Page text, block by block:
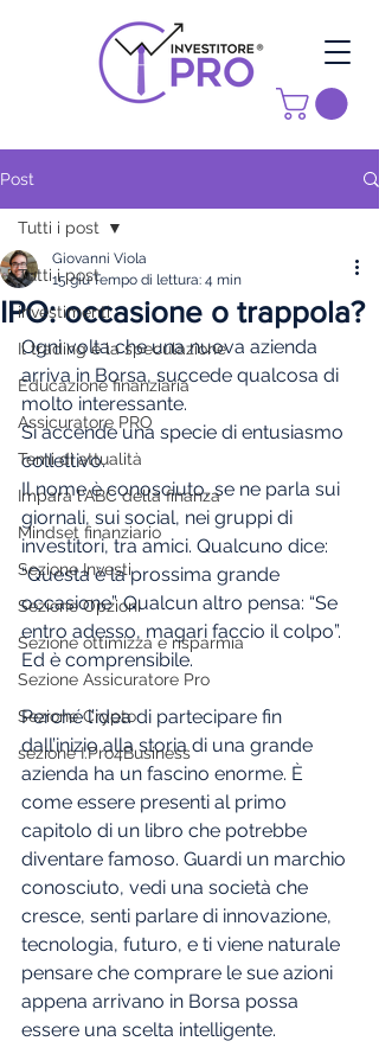
Post
Tutti i post
investimenti
Il trading e la speculazione
Educazione finanziaria
Assicuratore PRO
Temi di attualità
Impara l'ABC della finanza
Mindset finanziario
Sezione Investi
Sezione Opzioni
Sezione ottimizza e risparmia
Sezione Assicuratore Pro
Sezione Crypto
sezione I.Pro4Business
Tutti i post
IPO: occasione o trappola?
Giovanni Viola
15 giuTempo di lettura: 4 min
Ogni volta che una nuova azienda
arriva in Borsa, succede qualcosa di
molto interessante.
Si accende una specie di entusiasmo
collettivo.
Il nome è conosciuto, se ne parla sui
giornali, sui social, nei gruppi di
investitori, tra amici. Qualcuno dice:
“Questa è la prossima grande
occasione”. Qualcun altro pensa: “Se
entro adesso, magari faccio il colpo”.
Ed è comprensibile.
Perché l’idea di partecipare fin
dall’inizio alla storia di una grande
azienda ha un fascino enorme. È
come essere presenti al primo
capitolo di un libro che potrebbe
diventare famoso. Guardi un marchio
conosciuto, vedi una società che
cresce, senti parlare di innovazione,
tecnologia, futuro, e ti viene naturale
pensare che comprare le sue azioni
appena arrivano in Borsa possa
essere una scelta intelligente.